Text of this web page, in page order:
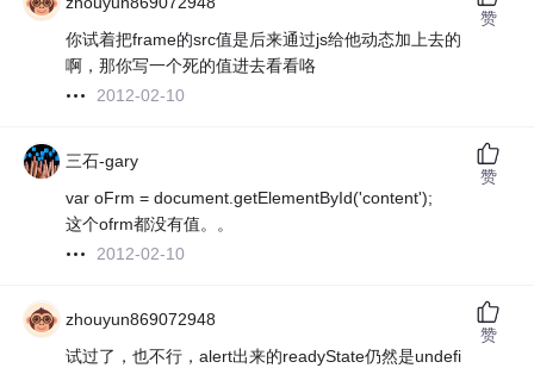
你试着把frame的src值是后来通过js给他动态加上去的
啊，那你写一个死的值进去看看咯
2012-02-10
赞
三石-gary
var oFrm = document.getElementById('content');
这个ofrm都没有值。。
2012-02-10
赞
zhouyun869072948
试过了，也不行，alert出来的readyState仍然是undefi
赞